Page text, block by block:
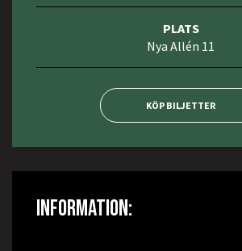
PLATS
Nya Allén 11
KÖP BILJETTER
INFORMATION: